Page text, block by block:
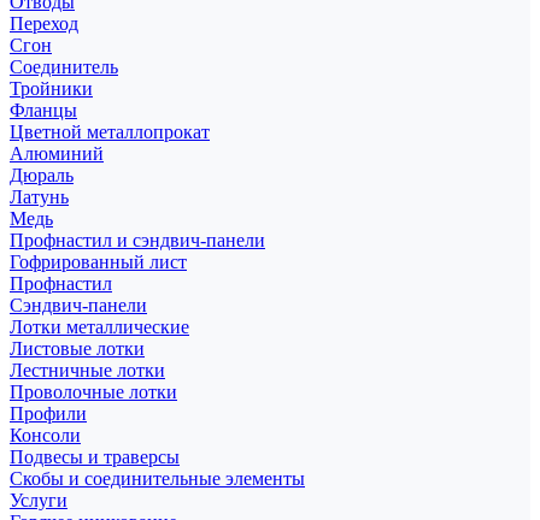
Переход
Сгон
Соединитель
Тройники
Фланцы
Цветной металлопрокат
Алюминий
Дюраль
Латунь
Медь
Профнастил и сэндвич-панели
Гофрированный лист
Профнастил
Сэндвич-панели
Лотки металлические
Листовые лотки
Лестничные лотки
Проволочные лотки
Профили
Консоли
Подвесы и траверсы
Скобы и соединительные элементы
Услуги